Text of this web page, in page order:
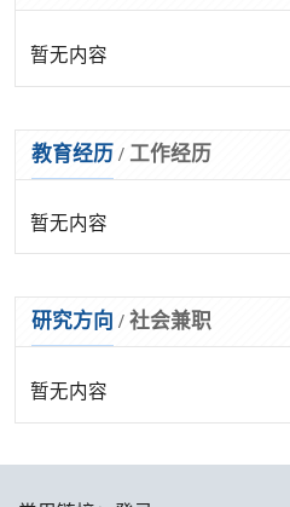
暂无内容
教育经历 / 工作经历
暂无内容
研究方向 / 社会兼职
暂无内容